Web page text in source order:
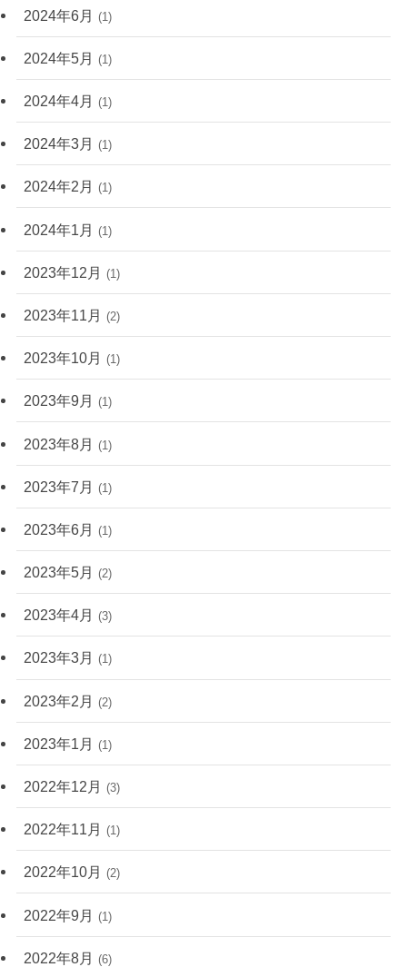
2024年6月 (1)
2024年5月 (1)
2024年4月 (1)
2024年3月 (1)
2024年2月 (1)
2024年1月 (1)
2023年12月 (1)
2023年11月 (2)
2023年10月 (1)
2023年9月 (1)
2023年8月 (1)
2023年7月 (1)
2023年6月 (1)
2023年5月 (2)
2023年4月 (3)
2023年3月 (1)
2023年2月 (2)
2023年1月 (1)
2022年12月 (3)
2022年11月 (1)
2022年10月 (2)
2022年9月 (1)
2022年8月 (6)